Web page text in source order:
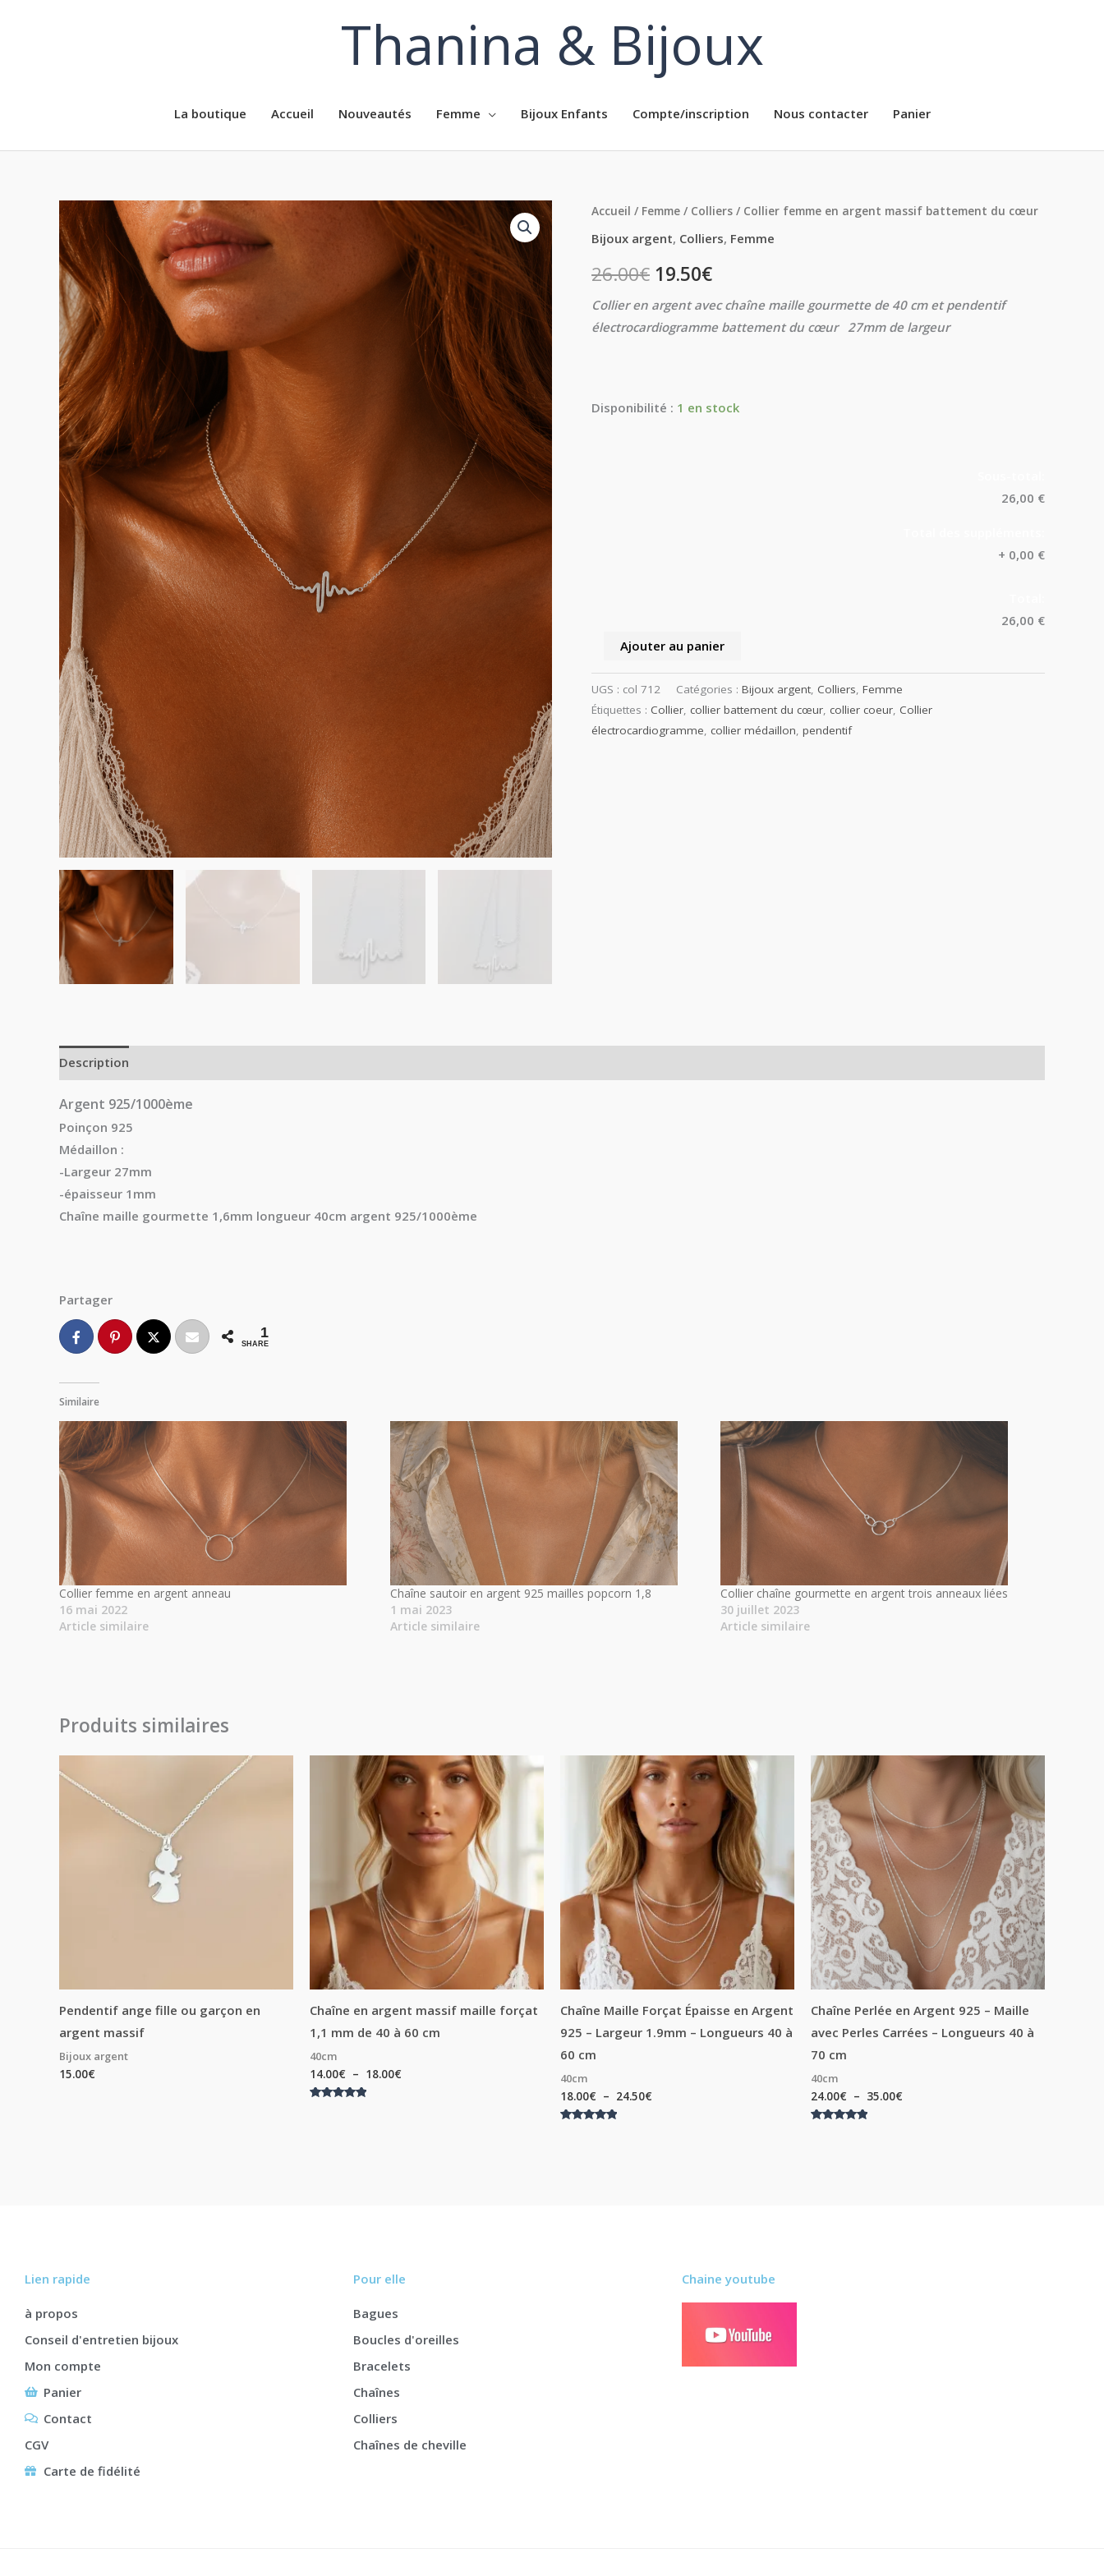
Thanina & Bijoux
La boutique Accueil Nouveautés Femme Bijoux Enfants Compte/inscription Nous contacter Panier
Accueil / Femme / Colliers / Collier femme en argent massif battement du cœur
Bijoux argent, Colliers, Femme
26.00€ 19.50€
Collier en argent avec chaîne maille gourmette de 40 cm et pendentif
électrocardiogramme battement du cœur 27mm de largeur
Disponibilité : 1 en stock
26,00 €
+ 0,00 €
26,00 €
quantité
de
femme
en
argent
cœur
Ajouter au panier
UGS : col 712 Catégories : Bijoux argent, Colliers, Femme
Étiquettes : Collier, collier battement du cœur, collier coeur, Collier
électrocardiogramme, collier médaillon, pendentif
Description
Argent 925/1000ème
Poinçon 925
Médaillon :
-Largeur 27mm
-épaisseur 1mm
Chaîne maille gourmette 1,6mm longueur 40cm argent 925/1000ème
Partager
1
SHARE
Similaire
Collier femme en argent anneau
16 mai 2022
Article similaire
Chaîne sautoir en argent 925 mailles popcorn 1,8
1 mai 2023
Article similaire
Collier chaîne gourmette en argent trois anneaux liées
30 juillet 2023
Article similaire
Produits similaires
Pendentif ange fille ou garçon en
argent massif
Bijoux argent
15.00€
Chaîne en argent massif maille forçat
1,1 mm de 40 à 60 cm
40cm
14.00€ – 18.00€
Plage
de
prix :
14.00€
18.00€
Chaîne Maille Forçat Épaisse en Argent
925 – Largeur 1.9mm – Longueurs 40 à
60 cm
40cm
18.00€ – 24.50€
Plage
de
prix :
18.00€
à
24.50€
Chaîne Perlée en Argent 925 – Maille
avec Perles Carrées – Longueurs 40 à
70 cm
40cm
24.00€ – 35.00€
Plage
à
35.00€
Lien rapide
à propos
Conseil d'entretien bijoux
Mon compte
Panier
Contact
CGV
Carte de fidélité
Pour elle
Bagues
Boucles d'oreilles
Bracelets
Chaînes
Colliers
Chaînes de cheville
Chaine youtube